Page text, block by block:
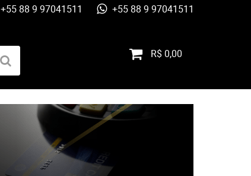
+55 88 9 97041511 +55 88 9 97041511
R$ 0,00